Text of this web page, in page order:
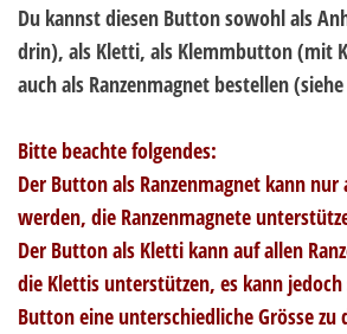
Du kannst diesen Button sowohl als
drin), als Kletti, als Klemmbutton (mit
auch als Ranzenmagnet bestellen
Bitte beachte folgendes:
Der Button als Ranzenmagnet kann nur
werden, die Ranzenmagnete
Der Button als Kletti kann auf allen
die Klettis unterstützen, es kann jedoch
Button eine unterschiedliche Grösse